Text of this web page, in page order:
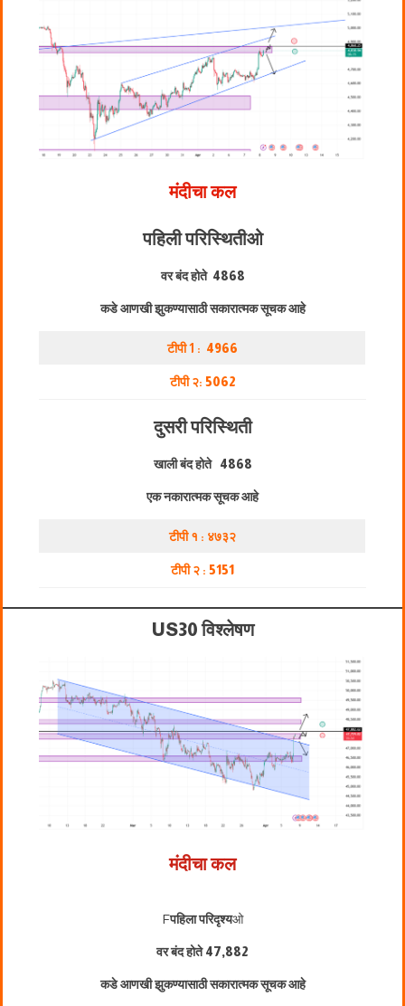
मंदीचा कल
पहिली परिस्थितीओ
वर बंद होते 4868
कडे आणखी झुकण्यासाठी सकारात्मक सूचक आहे
टीपी 1 : 4966
टीपी २: 5062
दुसरी परिस्थिती
खाली बंद होते 4868
एक नकारात्मक सूचक आहे
टीपी १ : ४७३२
टीपी २ : 5151
US30 विश्लेषण
मंदीचा कल
Fपहिला परिदृश्यओ
वर बंद होते47,882
कडे आणखी झुकण्यासाठी सकारात्मक सूचक आहे